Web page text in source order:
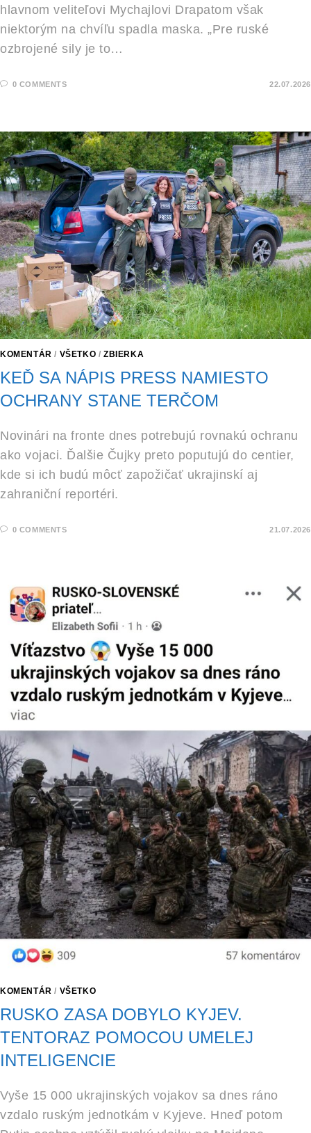
hlavnom veliteľovi Mychajlovi Drapatom však
niektorým na chvíľu spadla maska. „Pre ruské
ozbrojené sily je to…
0 COMMENTS 22.07.2026
KOMENTÁR / VŠETKO /ZBIERKA
KEĎ SA NÁPIS PRESS NAMIESTO
OCHRANY STANE TERČOM
Novinári na fronte dnes potrebujú rovnakú ochranu
ako vojaci. Ďalšie Čujky preto poputujú do centier,
kde si ich budú môcť zapožičať ukrajinskí aj
zahraniční reportéri.
0 COMMENTS 21.07.2026
KOMENTÁR / VŠETKO
RUSKO ZASA DOBYLO KYJEV.
TENTORAZ POMOCOU UMELEJ
INTELIGENCIE
Vyše 15 000 ukrajinských vojakov sa dnes ráno
vzdalo ruským jednotkám v Kyjeve. Hneď potom